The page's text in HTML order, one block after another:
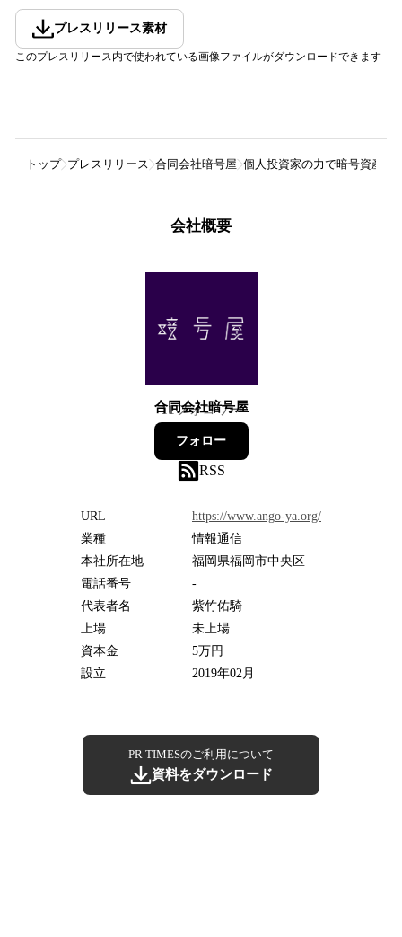
プレスリリース素材
このプレスリリース内で使われている画像ファイルがダウンロードできます
トップ プレスリリース 合同会社暗号屋 個人投資家の力で暗号資産取
会社概要
合同会社暗号屋
11フォロワー
フォロー
RSS
URL
https://www.ango-ya.org/
業種
情報通信
本社所在地
福岡県福岡市中央区
電話番号
-
代表者名
紫竹佑騎
上場
未上場
資本金
5万円
設立
2019年02月
PR TIMESのご利用について
資料をダウンロード